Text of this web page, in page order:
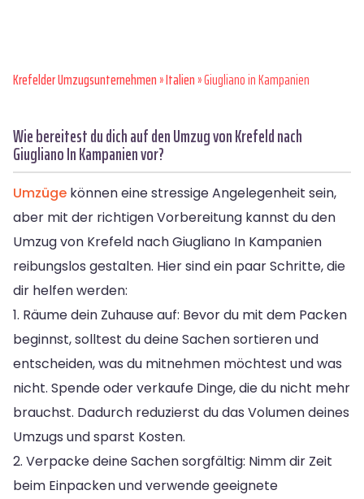
Krefelder Umzugsunternehmen»Italien» Giugliano in Kampanien
Wie bereitest du dich auf den Umzug von Krefeld nach
Giugliano In Kampanien vor?
Umzüge können eine stressige Angelegenheit sein,
aber mit der richtigen Vorbereitung kannst du den
Umzug von Krefeld nach Giugliano In Kampanien
reibungslos gestalten. Hier sind ein paar Schritte, die
dir helfen werden:
1. Räume dein Zuhause auf: Bevor du mit dem Packen
beginnst, solltest du deine Sachen sortieren und
entscheiden, was du mitnehmen möchtest und was
nicht. Spende oder verkaufe Dinge, die du nicht mehr
brauchst. Dadurch reduzierst du das Volumen deines
Umzugs und sparst Kosten.
2. Verpacke deine Sachen sorgfältig: Nimm dir Zeit
beim Einpacken und verwende geeignete